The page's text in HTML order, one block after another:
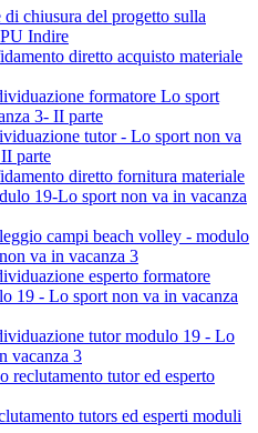
chiusura del progetto sulla
Indire
diretto acquisto materiale
formatore Lo sport
3- II parte
tutor - Lo sport non va
parte
diretto fornitura materiale
19-Lo sport non va in vacanza
campi beach volley - modulo
va in vacanza 3
esperto formatore
19 - Lo sport non va in vacanza
tutor modulo 19 - Lo
vacanza 3
reclutamento tutor ed esperto
tutors ed esperti moduli